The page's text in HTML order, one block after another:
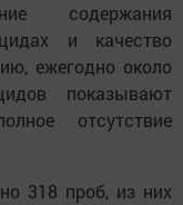
содержания
и качество
ежегодно около
показывают
отсутствие
318 проб, из них